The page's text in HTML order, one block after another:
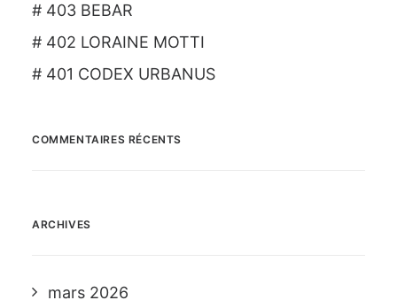
# 403 BEBAR
# 402 LORAINE MOTTI
# 401 CODEX URBANUS
COMMENTAIRES RÉCENTS
ARCHIVES
mars 2026